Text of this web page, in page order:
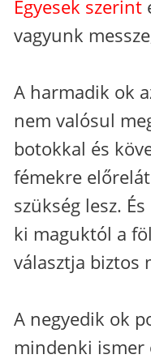
Egyesek szerint
vagyunk
A harmadik ok
nem valósul
botokkal és
fémekre
szükség lesz.
ki maguktól a
választja biztos
A negyedik ok
mindenki ismer